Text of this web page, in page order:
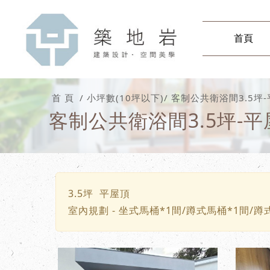
首頁
客制公共衛浴間3.5坪-平
首 頁 小坪數(10坪以下) 客制公共衛浴間3.5坪-
3.5坪 平屋頂
室內規劃 - 坐式馬桶*1間/蹲式馬桶*1間/蹲